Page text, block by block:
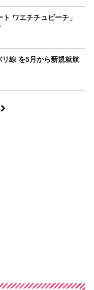
ト ワエチチュビーチ」
線 を5月から新規就航